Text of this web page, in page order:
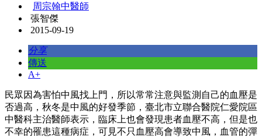
周宗翰中醫師
張智傑
2015-09-19
分享
傳送
A+
民眾因為害怕中風找上門，所以常常注意與監測自己的血壓是
否過高，秋冬是中風的好發季節，臺北市立聯合醫院仁愛院區
中醫科主治醫師表示，臨床上也會發現患者血壓不高，但是也
不幸的罹患這種病症，可見不只血壓高會導致中風，血管的彈